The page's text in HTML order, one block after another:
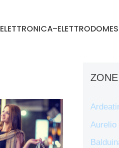
ELETTRONICA-
Aurelio